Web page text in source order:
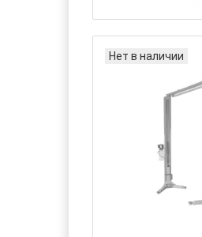
Нет в наличии